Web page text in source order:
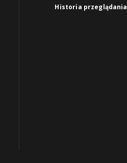
Historia przeglądania